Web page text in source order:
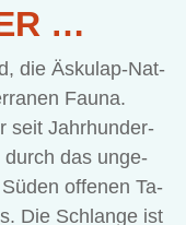
…
die Äs­ku­lap-Nat­
Fau­na.
seit Jahr­hun­der­
durch das un­ge­
of­fe­nen Ta­
Die Schlan­ge ist